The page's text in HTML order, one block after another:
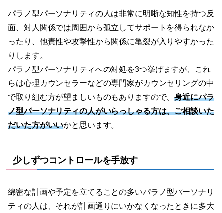
パラノ型パーソナリティの人は非常に明晰な知性を持つ反
面、対人関係では周囲から孤立してサポートを得られなか
ったり、他責性や攻撃性から関係に亀裂が入りやすかった
りします。
パラノ型パーソナリティへの対処を3つ挙げますが、これ
らは心理カウンセラーなどの専門家がカウンセリングの中
で取り組む方が望ましいものもありますので、 身近にパラ
ノ型パーソナリティの人がいらっしゃる方は、ご相談いた
だいた方がいいかと思います。
少しずつコントロールを手放す
綿密な計画や予定を立てることの多いパラノ型パーソナリ
ティの人は、それが計画通りにいかなくなったときに多大